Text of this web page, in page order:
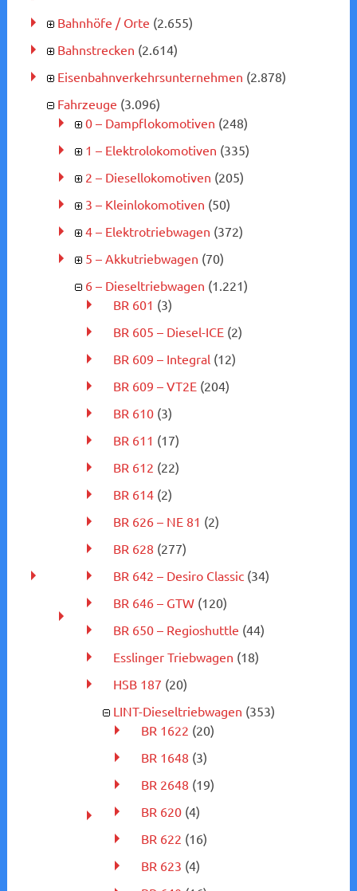
Bahnhöfe / Orte (2.655)
Bahnstrecken (2.614)
Eisenbahnverkehrsunternehmen (2.878)
Fahrzeuge (3.096)
0 – Dampflokomotiven (248)
1 – Elektrolokomotiven (335)
2 – Diesellokomotiven (205)
3 – Kleinlokomotiven (50)
4 – Elektrotriebwagen (372)
5 – Akkutriebwagen (70)
6 – Dieseltriebwagen (1.221)
BR 601 (3)
BR 605 – Diesel-ICE(2)
BR 609 – Integral (12)
BR 609 – VT2E(204)
BR 610(3)
BR 611 (17)
BR 612 (22)
BR 614(2)
BR 626 – NE 81 (2)
BR 628 (277)
BR 642 – Desiro Classic(34)
BR 646 – GTW(120)
BR 650 – Regioshuttle (44)
Esslinger Triebwagen (18)
HSB 187 (20)
LINT-Dieseltriebwagen (353)
BR 1622 (20)
BR 1648 (3)
BR 2648 (19)
BR 620(4)
BR 622 (16)
BR 623 (4)